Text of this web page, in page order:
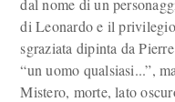
dal nome di un
di Leonardo e il
sgraziata dipinta da
“un uomo qualsiasi...”,
Mistero, morte, lato